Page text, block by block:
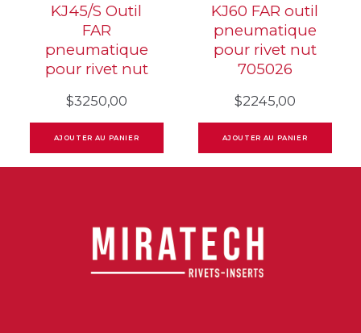
KJ45/S Outil
FAR
pneumatique
pour rivet nut
$3250,00
AJOUTER AU PANIER
KJ60 FAR outil
pneumatique
pour rivet nut
705026
$2245,00
AJOUTER AU PANIER